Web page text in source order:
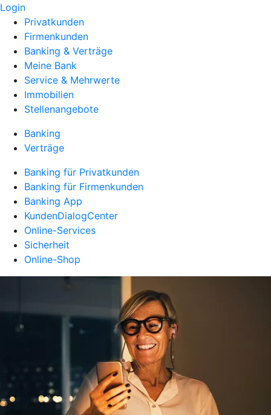
Login
Privatkunden
Firmenkunden
Banking & Verträge
Meine Bank
Service & Mehrwerte
Immobilien
Stellenangebote
Banking
Verträge
Banking für Privatkunden
Banking für Firmenkunden
Banking App
KundenDialogCenter
Online-Services
Sicherheit
Online-Shop